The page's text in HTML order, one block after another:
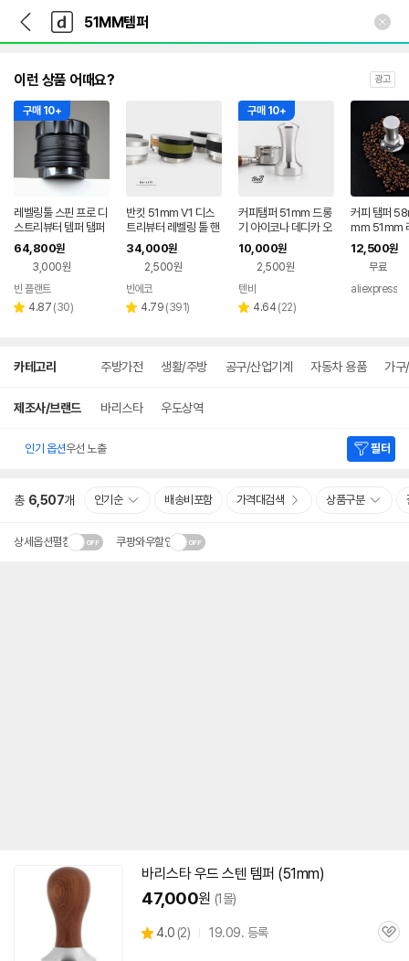
다
나
와
가
다
와
인
이런 상품 어때요? 광고
구매 10+
레벨링툴 스핀 프로 디
스트리뷰터 템퍼 탬퍼
51mm
64,800원
3,000원
빈 플랜트
별 4.87 리
(30)
반킷 51mm V1 디스
트리뷰터 레벨링 툴 핸
들리스 템퍼 탬퍼 드롱
기 플랜잇 스메그 용
34,000원
2,500원
빈에코
별 4.79 리
(391)
구매 10+
커피탬퍼 51mm 드롱
기 아이코나 데디카 오
르테 플랜잇 커피머신
10,000원
2,500원
텐비
별 4.64 리
(22)
커피 탬퍼
mm 51mm
스 레벨링 일
절 스프링 로
타 도구 에스
세서리
12,500원
무료
aliexpress
카테고리 주방가전 생활/주방 공구/산업기계 자동차 용품 가구
제조사/브랜드 바리스타 우도상역
인기 옵션우선 노출 필터
총 6,507개 인기순 배송비포함 가격대검색 상품구분
상세옵션펼침 쿠팡와우할인
바리스타 우드 스텐 템퍼 (51mm)
47,000원 (1몰)
별
4.0 (상
2) 19.09. 등록
관